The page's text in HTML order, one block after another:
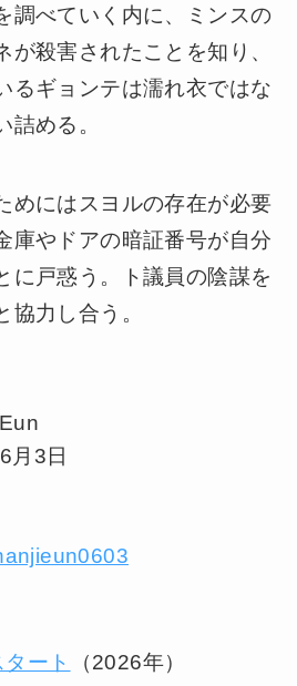
調べていく内に、ミンスの
が殺害されたことを知り、
るギョンテは濡れ衣ではな
詰める。
めにはスヨルの存在が必要
庫やドアの暗証番号が自分
に戸惑う。ト議員の陰謀を
協力し合う。
月3日
ート
（2026年）